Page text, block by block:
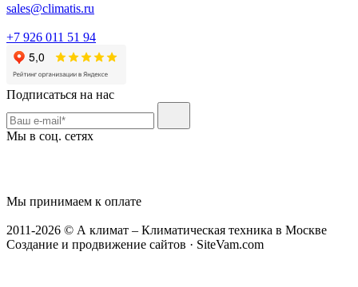
sales@climatis.ru
+7 926 011 51 94
Подписаться на нас
Мы в соц. сетях
Мы принимаем к оплате
2011-2026 © А климат – Климатическая техника в Москве
Создание и продвижение сайтов · SiteVam.com